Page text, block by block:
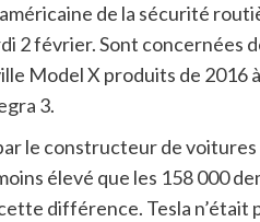
de la sécurité
2 février. Sont concernées
Model X produits de 2016
3.
le constructeur de voitures
élevé que les 158 000
différence. Tesla n’était